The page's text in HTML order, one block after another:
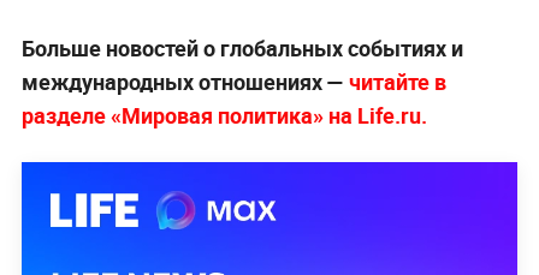
Больше новостей о глобальных событиях и
международных отношениях — читайте в
разделе «Мировая политика» на Life.ru.